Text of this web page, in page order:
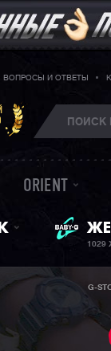
ВОПРОСЫ И ОТВЕТЫ
ORIENT
1029
G-